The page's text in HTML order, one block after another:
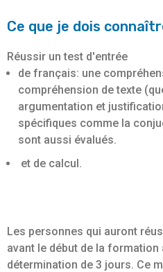
Ce que je dois
Réussir un test d'entrée
de français: une
compréhension de texte
argumentation et
spécifiques comme la
sont aussi évalués.
et de calcul.
Les personnes qui auront
avant le début de la formation
détermination de 3 jours. Ce